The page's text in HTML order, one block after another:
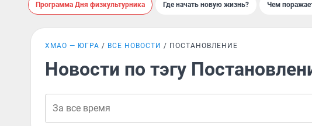
Программа Дня физкультурника Где начать новую жизнь? Чем
ХМАО — ЮГРА ВСЕ НОВОСТИ ПОСТАНОВЛЕНИЕ
Новости по тэгу